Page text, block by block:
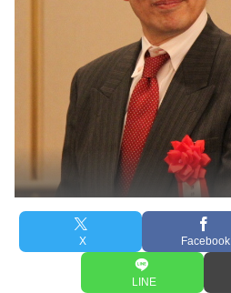
X Facebook
LINE